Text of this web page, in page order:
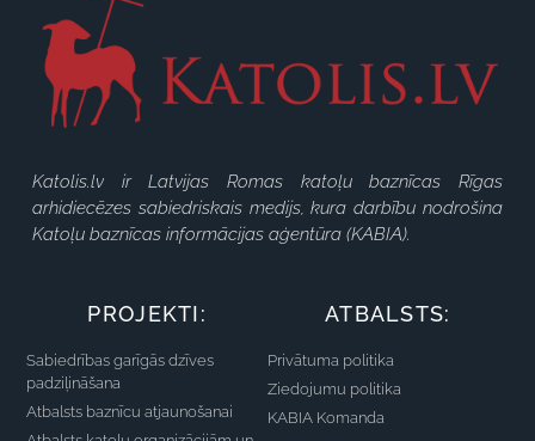
Katolis.lv ir Latvijas Romas katoļu baznīcas Rīgas
arhidiecēzes sabiedriskais medijs, kura darbību nodrošina
Katoļu baznīcas informācijas aģentūra (KABIA).
PROJEKTI:
Sabiedrības garīgās dzīves
padziļināšana
Atbalsts baznīcu atjaunošanai
ATBALSTS:
Privātuma politika
Ziedojumu politika
KABIA Komanda